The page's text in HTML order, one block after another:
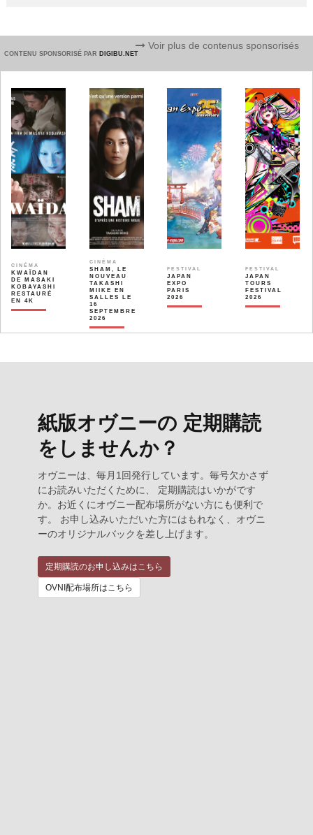
CONTENU SPONSORISÉ PAR DIGIBU.NET
Voir plus de contenus sponsorisés
CINÉMA
KWAÏDAN
DE MASAKI
KOBAYASHI
RESTAURÉ
EN 4K
CINÉMA
SHAM, LE
NOUVEAU
TAKASHI
MIIKE EN
SALLES LE
16
SEPTEMBRE
2026
FESTIVAL
JAPAN
EXPO
PARIS
2026
FESTIVAL
JAPAN
TOURS
FESTIVAL
2026
紙版オヴニーの 定期購読
をしませんか？
オヴニーは、毎月1回発行しています。毎号欠かさず
にお読みいただくために、 定期購読はいかがです
か。お近くにオヴニー配布場所がない方にも便利で
す。 お申し込みいただいた方にはもれなく、オヴニ
ーのオリジナルバックを差し上げます。
定期購読のお申し込みはこちら
OVNI配布場所はこちら